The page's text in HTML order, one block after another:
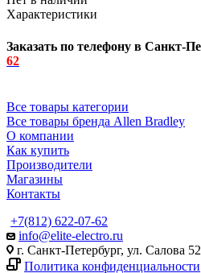
Характеристики
Заказать по телефону в Санкт-
62
Все товары категории
Все товары бренда Allen Bradley
О компании
Как купить
Производители
Магазины
Контакты
+7(812) 622-07-62
info@elite-electro.ru
г. Санкт-Петербург, ул. Салова
Политика конфиденциальности